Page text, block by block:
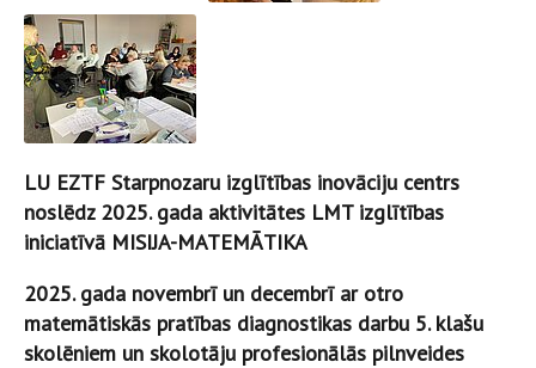
LU EZTF Starpnozaru izglītības inovāciju centrs
noslēdz 2025. gada aktivitātes LMT izglītības
iniciatīvā MISIJA-MATEMĀTIKA
2025. gada novembrī un decembrī ar otro
matemātiskās pratības diagnostikas darbu 5. klašu
skolēniem un skolotāju profesionālās pilnveides